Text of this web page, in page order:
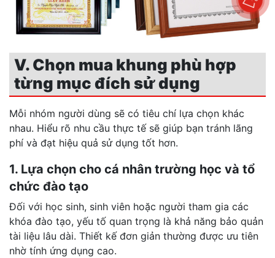
V. Chọn mua khung phù hợp
từng mục đích sử dụng
Mỗi nhóm người dùng sẽ có tiêu chí lựa chọn khác
nhau. Hiểu rõ nhu cầu thực tế sẽ giúp bạn tránh lãng
phí và đạt hiệu quả sử dụng tốt hơn.
1. Lựa chọn cho cá nhân trường học và tổ
chức đào tạo
Đối với học sinh, sinh viên hoặc người tham gia các
khóa đào tạo, yếu tố quan trọng là khả năng bảo quản
tài liệu lâu dài. Thiết kế đơn giản thường được ưu tiên
nhờ tính ứng dụng cao.